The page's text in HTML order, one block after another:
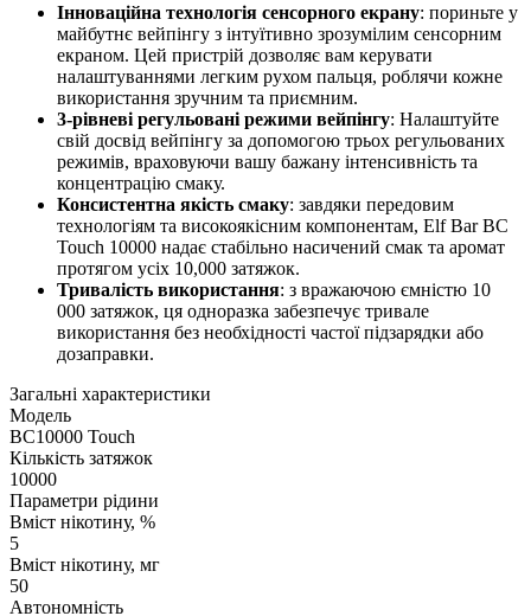
Інноваційна технологія сенсорного екрану: пориньте у
майбутнє вейпінгу з інтуїтивно зрозумілим сенсорним
екраном. Цей пристрій дозволяє вам керувати
налаштуваннями легким рухом пальця, роблячи кожне
використання зручним та приємним.
3-рівневі регульовані режими вейпінгу: Налаштуйте
свій досвід вейпінгу за допомогою трьох регульованих
режимів, враховуючи вашу бажану інтенсивність та
концентрацію смаку.
Консистентна якість смаку: завдяки передовим
технологіям та високоякісним компонентам, Elf Bar BC
Touch 10000 надає стабільно насичений смак та аромат
протягом усіх 10,000 затяжок.
Тривалість використання: з вражаючою ємністю 10
000 затяжок, ця одноразка забезпечує тривале
використання без необхідності частої підзарядки або
дозаправки.
Загальні характеристики
Модель
BC10000 Touch
Кількість затяжок
10000
Параметри рідини
Вміст нікотину, %
5
Вміст нікотину, мг
50
Автономність